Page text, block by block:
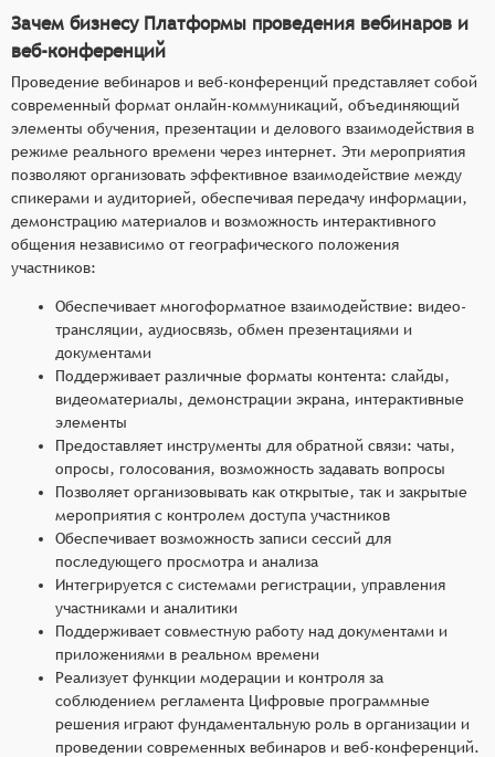
Зачем бизнесу Платформы проведения вебинаров и
веб-конференций
Проведение вебинаров и веб-конференций представляет собой
современный формат онлайн-коммуникаций, объединяющий
элементы обучения, презентации и делового взаимодействия в
режиме реального времени через интернет. Эти мероприятия
позволяют организовать эффективное взаимодействие между
спикерами и аудиторией, обеспечивая передачу информации,
демонстрацию материалов и возможность интерактивного
общения независимо от географического положения
участников:
Обеспечивает многоформатное взаимодействие: видео-
трансляции, аудиосвязь, обмен презентациями и
документами
Поддерживает различные форматы контента: слайды,
видеоматериалы, демонстрации экрана, интерактивные
элементы
Предоставляет инструменты для обратной связи: чаты,
опросы, голосования, возможность задавать вопросы
Позволяет организовывать как открытые, так и закрытые
мероприятия с контролем доступа участников
Обеспечивает возможность записи сессий для
последующего просмотра и анализа
Интегрируется с системами регистрации, управления
участниками и аналитики
Поддерживает совместную работу над документами и
приложениями в реальном времени
Реализует функции модерации и контроля за
соблюдением регламента Цифровые программные
решения играют фундаментальную роль в организации и
проведении современных вебинаров и веб-конференций.